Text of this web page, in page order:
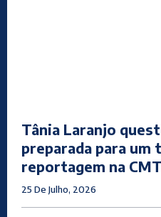
Tânia Laranjo
preparada para um
reportagem na
25 De Julho, 2026